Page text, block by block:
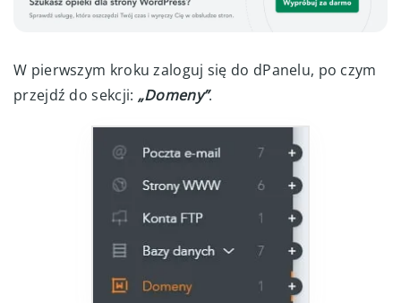
W pierwszym kroku zaloguj się do dPanelu, po czym
przejdź do sekcji: „Domeny”.